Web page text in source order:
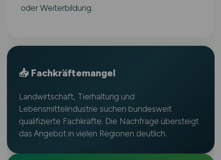
oder Weiterbildung.
📥 Fachkräftemangel
Landwirtschaft, Tierhaltung und
Lebensmittelindustrie suchen bundesweit
qualifizierte Fachkräfte. Die Nachfrage übersteigt
das Angebot in vielen Regionen deutlich.